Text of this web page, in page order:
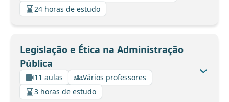
24 horas de estudo
Legislação e Ética na Administração
Pública
11 aulas
Vários professores
3 horas de estudo